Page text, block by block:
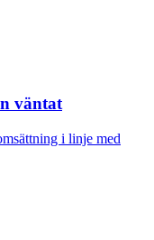
väntat
i linje med